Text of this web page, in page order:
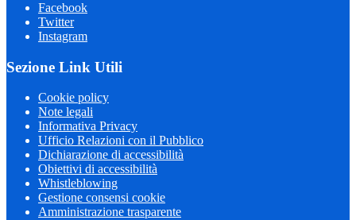
Facebook
Twitter
Instagram
Sezione Link Utili
Cookie policy
Note legali
Informativa Privacy
Ufficio Relazioni con il Pubblico
Dichiarazione di accessibilità
Obiettivi di accessibilità
Whistleblowing
Gestione consensi cookie
Amministrazione trasparente